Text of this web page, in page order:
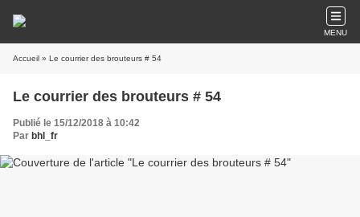
MENU
Accueil » Le courrier des brouteurs # 54
Le courrier des brouteurs # 54
Publié le 15/12/2018 à 10:42
Par bhl_fr